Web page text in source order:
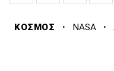
ΚΟΣΜΟΣ · NASA ·